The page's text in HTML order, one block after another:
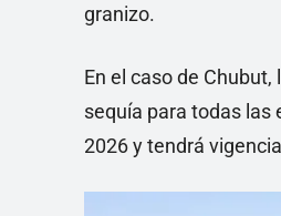
granizo.
En el caso de
sequía para todas las
2026 y tendrá